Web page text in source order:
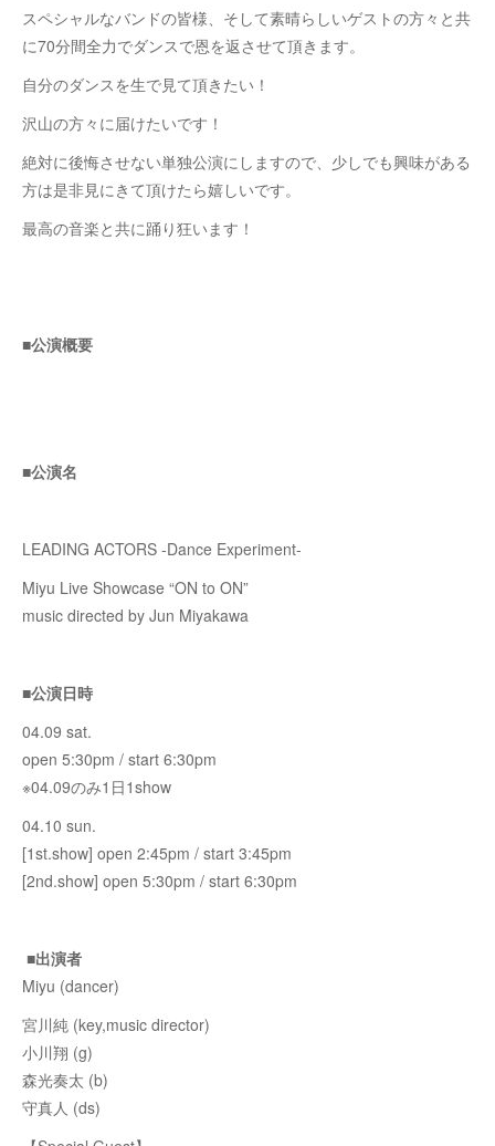
スペシャルなバンドの皆様、そして素晴らしいゲストの方々と共
に70分間全力でダンスで恩を返させて頂きます。
自分のダンスを生で見て頂きたい！
沢山の方々に届けたいです！
絶対に後悔させない単独公演にしますので、少しでも興味がある
方は是非見にきて頂けたら嬉しいです。
最高の音楽と共に踊り狂います！
■公演概要
■公演名
LEADING ACTORS -Dance Experiment-
Miyu Live Showcase “ON to ON”
music directed by Jun Miyakawa
■公演日時
04.09 sat.
open 5:30pm / start 6:30pm
※04.09のみ1日1show
04.10 sun.
[1st.show] open 2:45pm / start 3:45pm
[2nd.show] open 5:30pm / start 6:30pm
■出演者
Miyu (dancer)
宮川純 (key,music director)
小川翔 (g)
森光奏太 (b)
守真人 (ds)